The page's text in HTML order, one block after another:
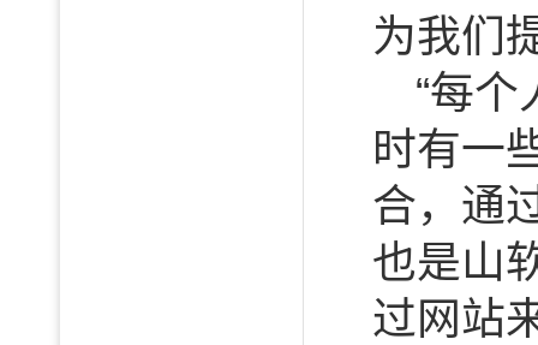
为我们
“每
时有一
合，通
也是山
过网站